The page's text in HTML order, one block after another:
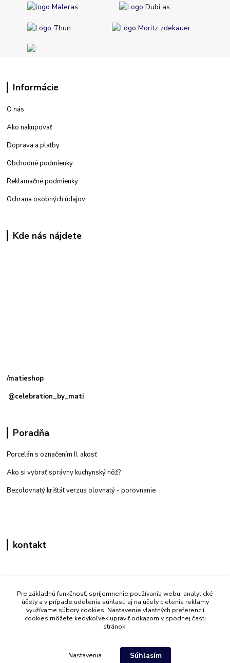
Informácie
O nás
Ako nakupovať
Doprava a platby
Obchodné podmienky
Reklamačné podmienky
Ochrana osobných údajov
Kde nás nájdete
/matieshop
@celebration_by_mati
Poradňa
Porcelán s označením II. akosť
Ako si vybrať správny kuchynský nôž?
Bezolovnatý krištáľ verzus olovnatý - porovnanie
kontakt
+421 908 861 051
(Po - Pia 7:30-15:30)
info@mati.sk
Pre základnú funkčnosť, spríjemnenie používania webu, analytické
účely a v prípade udelenia súhlasu aj na účely cielenia reklamy
využívame súbory cookies. Nastavenie vlastných preferencií
cookies môžete kedykoľvek upraviť odkazom v spodnej časti
stránok.
Nastavenia Súhlasím